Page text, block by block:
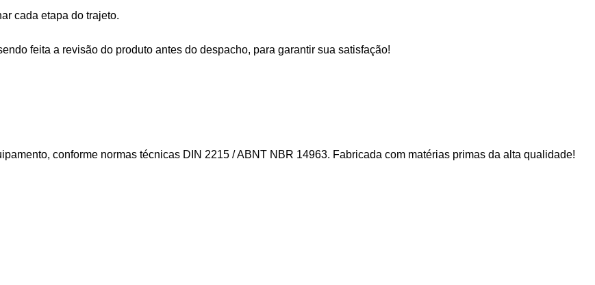
cada etapa do trajeto.
feita a revisão do produto antes do despacho, para garantir sua satisfação!
conforme normas técnicas DIN 2215 / ABNT NBR 14963. Fabricada com matérias primas da alta qualidade!